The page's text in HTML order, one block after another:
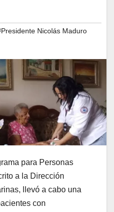
Nicolás Maduro
para Personas
a la Dirección
llevó a cabo una
con